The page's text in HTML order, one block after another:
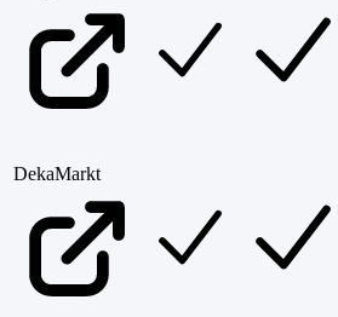
DekaMarkt